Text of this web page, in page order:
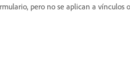
pero no se aplican a vínculos o